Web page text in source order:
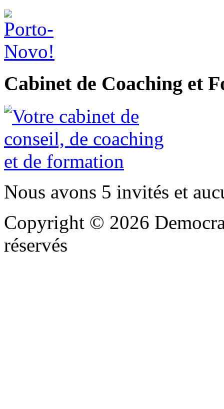
Cabinet de Coaching et
Nous avons 5 invités et
Copyright © 2026
réservés